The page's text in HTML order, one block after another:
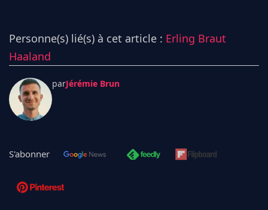
Personne(s) lié(s) à cet article : Erling Braut
Haaland
parJérémie Brun
S'abonner